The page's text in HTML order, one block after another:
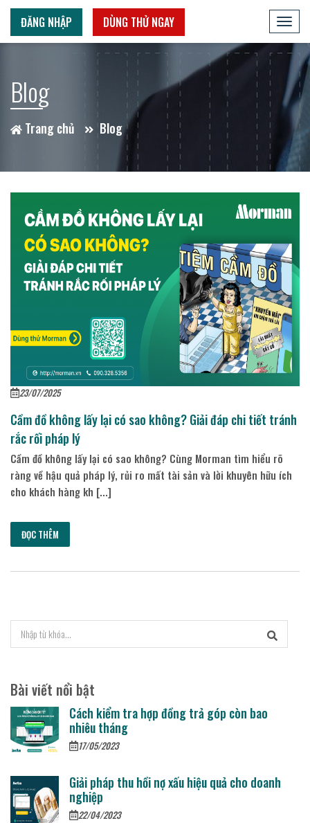
ĐĂNG NHẬP DÙNG THỬ NGAY
Blog
Trang chủ Blog
23/07/2025
Cầm đồ không lấy lại có sao không? Giải đáp chi tiết tránh
rắc rối pháp lý
Cầm đồ không lấy lại có sao không? Cùng Morman tìm hiểu rõ
ràng về hậu quả pháp lý, rủi ro mất tài sản và lời khuyên hữu ích
cho khách hàng kh [...]
ĐỌC THÊM
Bài viết nổi bật
Cách kiểm tra hợp đồng trả góp còn bao
nhiêu tháng
17/05/2023
Giải pháp thu hồi nợ xấu hiệu quả cho doanh
nghiệp
22/04/2023